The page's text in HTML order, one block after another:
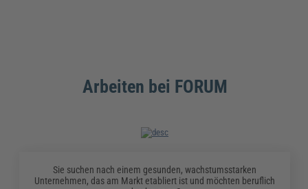
Arbeiten bei FORUM
Sie suchen nach einem gesunden, wachstumsstarken
Unternehmen, das am Markt etabliert ist und möchten beruflich